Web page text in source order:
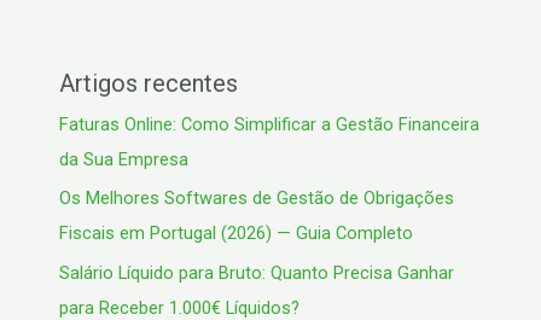
Artigos recentes
Faturas Online: Como Simplificar a Gestão Financeira
da Sua Empresa
Os Melhores Softwares de Gestão de Obrigações
Fiscais em Portugal (2026) — Guia Completo
Salário Líquido para Bruto: Quanto Precisa Ganhar
para Receber 1.000€ Líquidos?